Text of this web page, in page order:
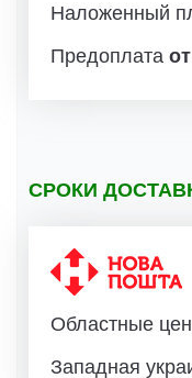
Наложенный
Предоплата
СРОКИ
Областные
Западная